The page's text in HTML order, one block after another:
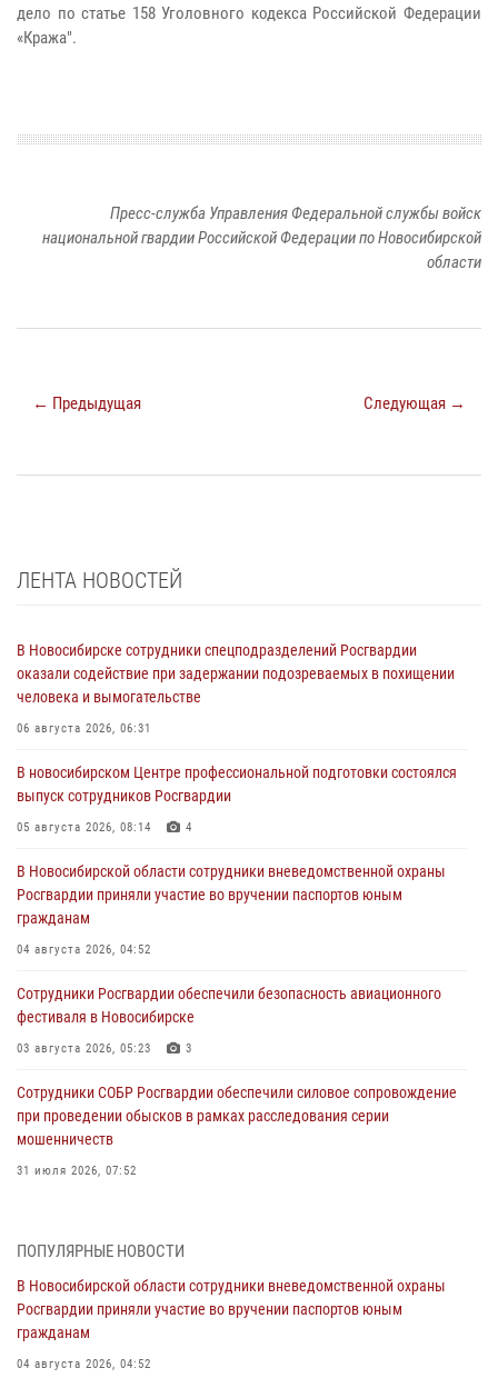
дело по статье 158 Уголовного кодекса Российской Федерации
«Кража".
Пресс-служба Управления Федеральной службы войск
национальной гвардии Российской Федерации по Новосибирской
области
← Предыдущая Следующая →
ЛЕНТА НОВОСТЕЙ
В Новосибирске сотрудники спецподразделений Росгвардии
оказали содействие при задержании подозреваемых в похищении
человека и вымогательстве
06 августа 2026, 06:31
В новосибирском Центре профессиональной подготовки состоялся
выпуск сотрудников Росгвардии
05 августа 2026, 08:14 4
В Новосибирской области сотрудники вневедомственной охраны
Росгвардии приняли участие во вручении паспортов юным
гражданам
04 августа 2026, 04:52
Сотрудники Росгвардии обеспечили безопасность авиационного
фестиваля в Новосибирске
03 августа 2026, 05:23 3
Сотрудники СОБР Росгвардии обеспечили силовое сопровождение
при проведении обысков в рамках расследования серии
мошенничеств
31 июля 2026, 07:52
При силовой поддержке бойцов ОМОН и СОБР Росгвардии
пресечена деятельность группы лиц, причастных к мошенничеству
в сфере страхования
ПОПУЛЯРНЫЕ НОВОСТИ
В Новосибирской области сотрудники вневедомственной охраны
Росгвардии приняли участие во вручении паспортов юным
гражданам
04 августа 2026, 04:52